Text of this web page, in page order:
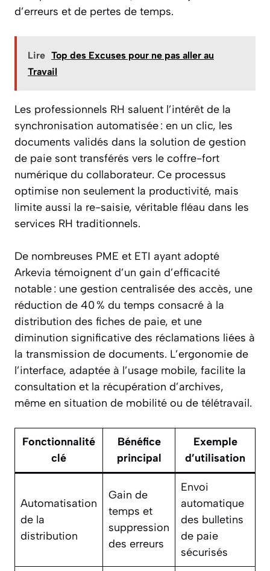
d’erreurs et de pertes de temps.
Lire Top des Excuses pour ne pas aller au
Travail
Les professionnels RH saluent l’intérêt de la
synchronisation automatisée : en un clic, les
documents validés dans la solution de gestion
de paie sont transférés vers le coffre-fort
numérique du collaborateur. Ce processus
optimise non seulement la productivité, mais
limite aussi la re-saisie, véritable fléau dans les
services RH traditionnels.
De nombreuses PME et ETI ayant adopté
Arkevia témoignent d’un gain d’efficacité
notable : une gestion centralisée des accès, une
réduction de 40 % du temps consacré à la
distribution des fiches de paie, et une
diminution significative des réclamations liées à
la transmission de documents. L’ergonomie de
l’interface, adaptée à l’usage mobile, facilite la
consultation et la récupération d’archives,
même en situation de mobilité ou de télétravail.
Fonctionnalité
clé
Bénéfice
principal
Exemple
d’utilisation
Automatisation
de la
distribution
Gain de
temps et
suppression
des erreurs
Envoi
automatique
des bulletins
de paie
sécurisés